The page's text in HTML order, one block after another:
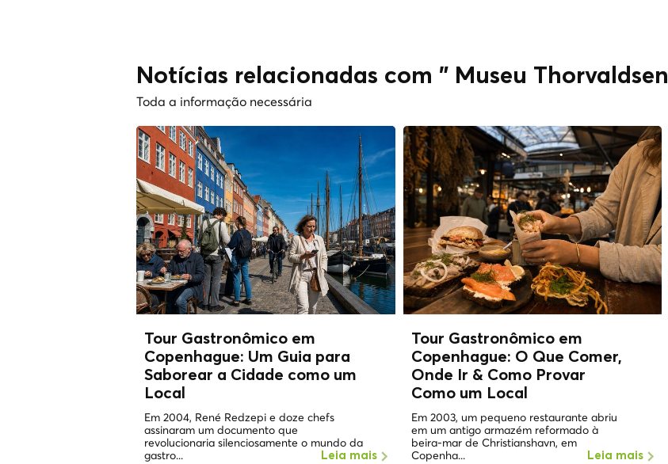
Notícias relacionadas com " Museu Thorvaldsen
Toda a informação necessária
Tour Gastronômico em
Copenhague: Um Guia para
Saborear a Cidade como um
Local
Em 2004, René Redzepi e doze chefs
assinaram um documento que
revolucionaria silenciosamente o mundo da
gastro...
Leia mais
Tour Gastronômico em
Copenhague: O Que Comer,
Onde Ir & Como Provar
Como um Local
Em 2003, um pequeno restaurante abriu
em um antigo armazém reformado à
beira-mar de Christianshavn, em
Copenha...
Leia mais